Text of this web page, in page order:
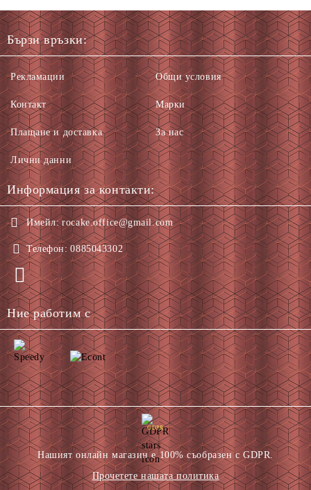
Бързи връзки:
Рекламации
Контакт
Плащане и доставка
Лични данни
Общи условия
Марки
За нас
Информация за контакти:
Имейл: rocake.office@gmail.com
Телефон: 0885043302
Ние работим с
GDPR
Нашият онлайн магазин е 100% съобразен с GDPR.
Прочетете нашата политика